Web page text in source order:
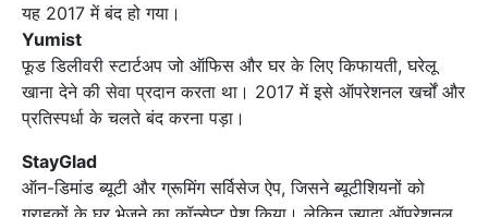
यह 2017 में बंद हो गया।
Yumist
फूड डिलीवरी स्टार्टअप जो ऑफिस और घर के लिए किफायती, घरेलू
खाना देने की सेवा प्रदान करता था। 2017 में इसे ऑपरेशनल खर्चों और
प्रतिस्पर्धा के चलते बंद करना पड़ा।
StayGlad
ऑन-डिमांड ब्यूटी और ग्रूमिंग सर्विसेज ऐप, जिसने ब्यूटीशियनों को